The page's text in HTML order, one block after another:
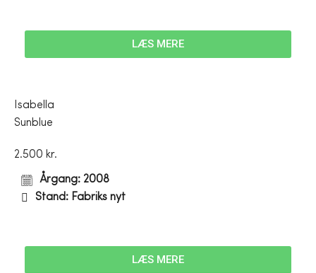
LÆS MERE
Isabella
Sunblue
2.500 kr.
Årgang: 2008
Stand: Fabriks nyt
LÆS MERE